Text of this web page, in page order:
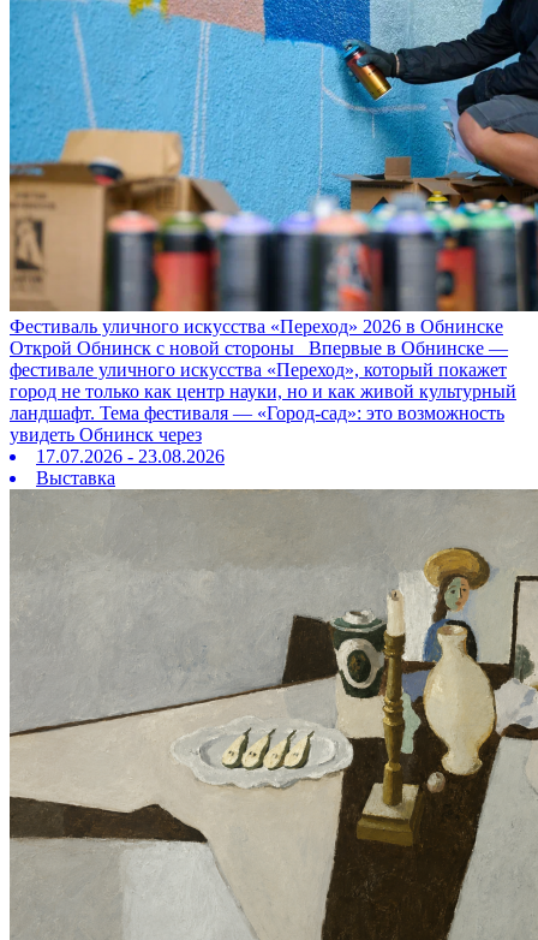
Фестиваль уличного искусства «Переход» 2026 в Обнинске
Открой Обнинск с новой стороны Впервые в Обнинске —
фестивале уличного искусства «Переход», который покажет
город не только как центр науки, но и как живой культурный
ландшафт. Тема фестиваля — «Город‑сад»: это возможность
увидеть Обнинск через
17.07.2026 - 23.08.2026
Выставка